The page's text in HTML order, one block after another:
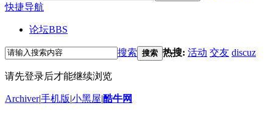
快捷导航
论坛BBS
搜索 搜索 热搜: 活动 交友 discuz
请先登录后才能继续浏览
Archiver|手机版|小黑屋|酷牛网